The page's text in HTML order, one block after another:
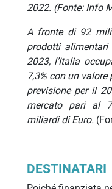
2022. (Fonte: Info
A fronte di 92
prodotti
2023, l’Italia
7,3% con un
previsione per il
mercato pari al
miliardi di Euro.
DESTINATARI